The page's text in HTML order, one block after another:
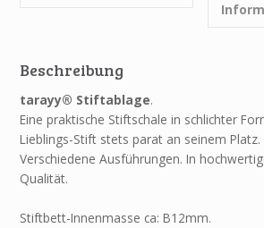
Beschreibung
tarayy® Stiftablage.
Eine praktische Stiftschale in schlichter
Lieblings-Stift stets parat an seinem Platz.
Verschiedene Ausführungen. In
Qualität.
Stiftbett-Innenmasse ca: B12mm.